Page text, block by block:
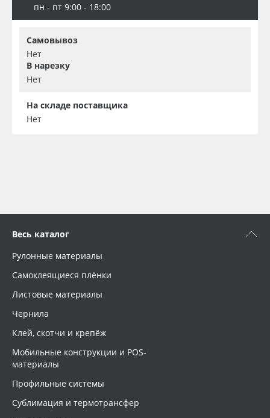
пн - пт 9:00 - 18:00
Самовывоз
Нет
В нарезку
Нет
На складе поставщика
Нет
Весь каталог
Рулонные материалы
Самоклеящиеся плёнки
Листовые материалы
Чернила
Клей, скотчи и крепёж
Мобильные конструкции и POS-
материалы
Профильные системы
Сублимация и термотрансфер